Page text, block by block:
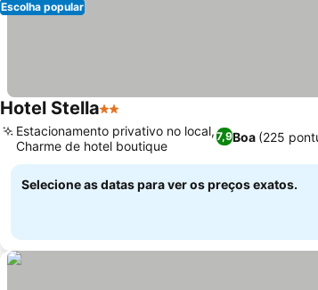
Escolha popular
Hotel Stella2 Estrelas
7,9Boa (225
Estacionamento privativo no local,
Charme de hotel boutique
Selecione as datas para ver os preços exatos.